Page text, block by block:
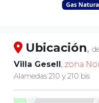
Gas
Ubicación,
Villa Gesell , zona
Alamedas 210 y 210 bis